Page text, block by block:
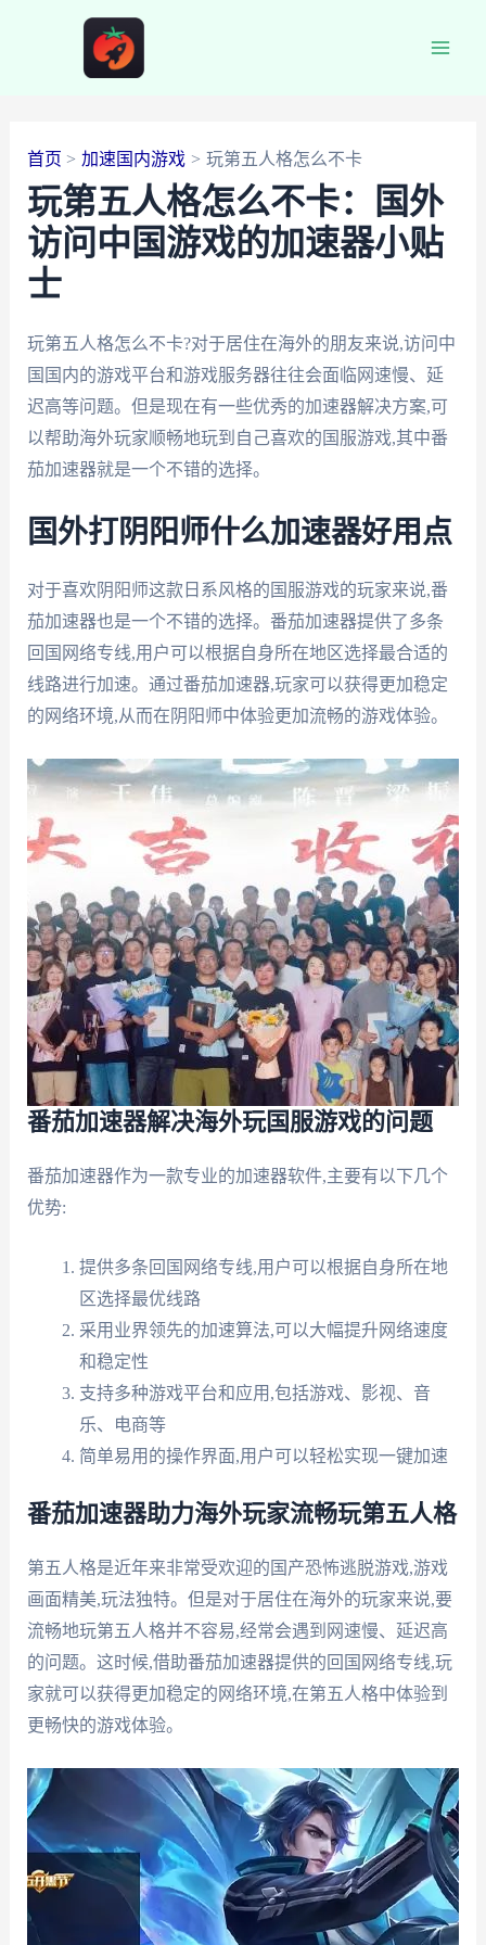
首页 加速国内游戏 玩第五人格怎么不卡
玩第五人格怎么不卡：国外
访问中国游戏的加速器小贴
士
玩第五人格怎么不卡?对于居住在海外的朋友来说,访问中
国国内的游戏平台和游戏服务器往往会面临网速慢、延
迟高等问题。但是现在有一些优秀的加速器解决方案,可
以帮助海外玩家顺畅地玩到自己喜欢的国服游戏,其中番
茄加速器就是一个不错的选择。
国外打阴阳师什么加速器好用点
对于喜欢阴阳师这款日系风格的国服游戏的玩家来说,番
茄加速器也是一个不错的选择。番茄加速器提供了多条
回国网络专线,用户可以根据自身所在地区选择最合适的
线路进行加速。通过番茄加速器,玩家可以获得更加稳定
的网络环境,从而在阴阳师中体验更加流畅的游戏体验。
番茄加速器解决海外玩国服游戏的问题
番茄加速器作为一款专业的加速器软件,主要有以下几个
优势:
提供多条回国网络专线,用户可以根据自身所在地
区选择最优线路
采用业界领先的加速算法,可以大幅提升网络速度
和稳定性
支持多种游戏平台和应用,包括游戏、影视、音
乐、电商等
简单易用的操作界面,用户可以轻松实现一键加速
番茄加速器助力海外玩家流畅玩第五人格
第五人格是近年来非常受欢迎的国产恐怖逃脱游戏,游戏
画面精美,玩法独特。但是对于居住在海外的玩家来说,要
流畅地玩第五人格并不容易,经常会遇到网速慢、延迟高
的问题。这时候,借助番茄加速器提供的回国网络专线,玩
家就可以获得更加稳定的网络环境,在第五人格中体验到
更畅快的游戏体验。